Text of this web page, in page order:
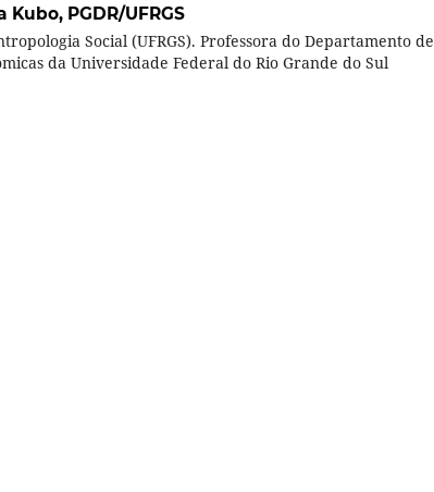
Kubo, PGDR/UFRGS
Social (UFRGS). Professora do Departamento de
da Universidade Federal do Rio Grande do Sul